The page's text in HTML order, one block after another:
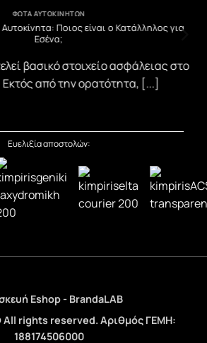
ΦΏΤΑ ΑΥΤΟΚΙΝΉΤΩΝ
Ποιος είναι ο Κατάλληλος για
Εσένα;
βασικό στοιχείο ασφάλειας στο
Εκτός από την ορατότητα, [...]
Ευελιξία αποστολών:
Eshop - BrandaLAB
rights reserved. Αριθμός ΓΕΜΗ:
188174506000